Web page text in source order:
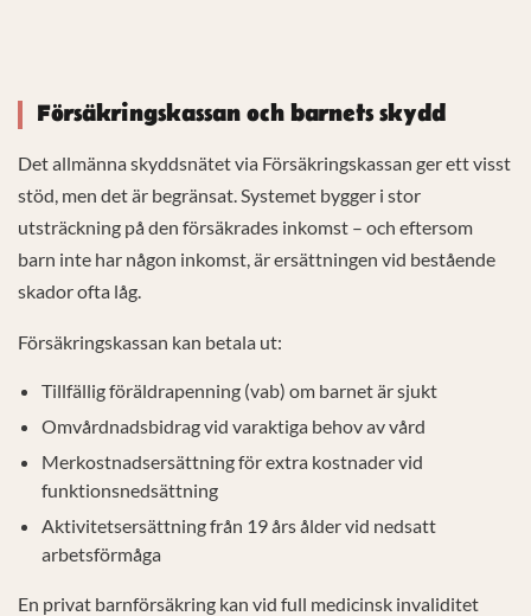
Försäkringskassan och barnets skydd
Det allmänna skyddsnätet via Försäkringskassan ger ett visst
stöd, men det är begränsat. Systemet bygger i stor
utsträckning på den försäkrades inkomst – och eftersom
barn inte har någon inkomst, är ersättningen vid bestående
skador ofta låg.
Försäkringskassan kan betala ut:
Tillfällig föräldrapenning (vab) om barnet är sjukt
Omvårdnadsbidrag vid varaktiga behov av vård
Merkostnadsersättning för extra kostnader vid
funktionsnedsättning
Aktivitetsersättning från 19 års ålder vid nedsatt
arbetsförmåga
En privat barnförsäkring kan vid full medicinsk invaliditet